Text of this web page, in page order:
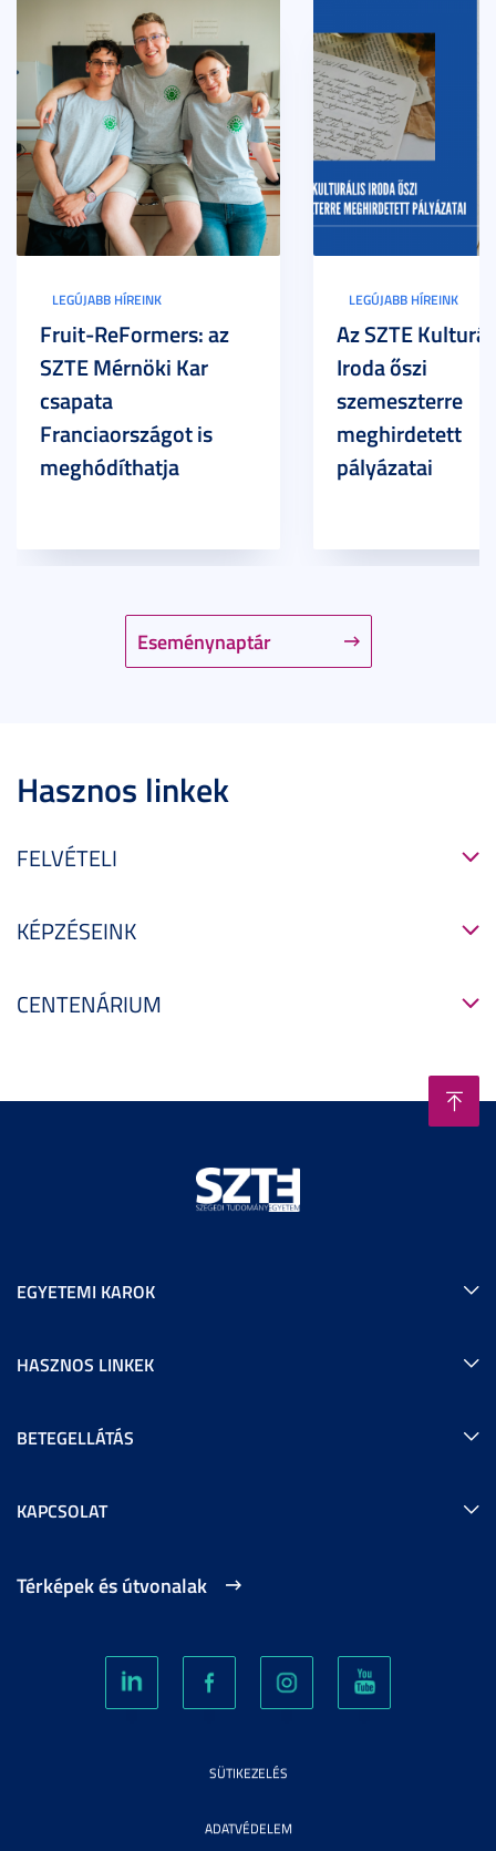
Eseménynaptár
LEGÚJABB HÍREINK
Fruit-ReFormers: az
SZTE Mérnöki Kar
csapata
Franciaországot is
meghódíthatja
LEGÚJABB HÍREINK
Az SZTE
Iroda őszi
szemeszterre
meghirdetett
pályázatai
Hasznos linkek
FELVÉTELI
KÉPZÉSEINK
CENTENÁRIUM
EGYETEMI KAROK
HASZNOS LINKEK
BETEGELLÁTÁS
KAPCSOLAT
Térképek és útvonalak
SÜTIKEZELÉS
ADATVÉDELEM